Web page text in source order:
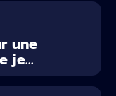
une
je...